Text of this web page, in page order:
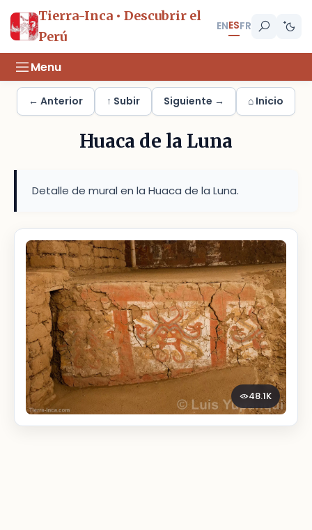
Tierra-Inca • Descubrir el
Perú
ENESFR
Menu
← Anterior ↑ Subir Siguiente → ⌂ Inicio
Huaca de la Luna
Detalle de mural en la Huaca de la Luna.
48.1K